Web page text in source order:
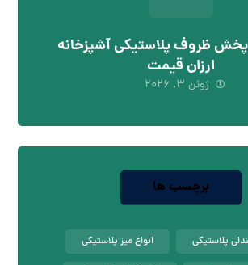
پخش ظروف پلاستیکی آشپزخانه
ارزان قیمت
ژوئن ۳, ۲۰۲۶
برچسب ها
پلاستیکی انواع میز پلاستیکی